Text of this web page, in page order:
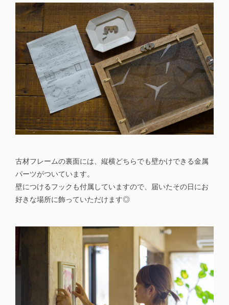
古材フレームの裏面には、縦横どちらでも壁かけできる金属
パーツがついています。
壁につけるフックも付属していますので、届いたその日にお
好きな場所に飾っていただけます◎